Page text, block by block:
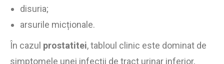
disuria;
arsurile micționale.
În cazul prostatitei, tabloul clinic este dominat de
simptomele unei infecţii de tract urinar inferior,